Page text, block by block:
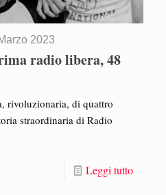
2023
radio libera, 48
rivoluzionaria, di quattro
straordinaria di Radio
Leggi tutto